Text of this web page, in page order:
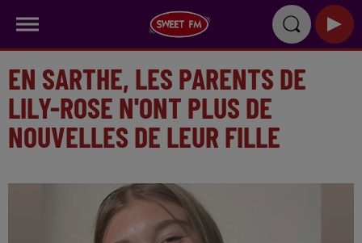
EN SARTHE, LES PARENTS DE
LILY-ROSE N'ONT PLUS DE
NOUVELLES DE LEUR FILLE